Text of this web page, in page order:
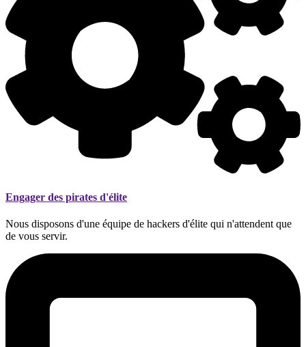
Engager des pirates d'élite
Nous disposons d'une équipe de hackers d'élite qui n'attendent que
de vous servir.